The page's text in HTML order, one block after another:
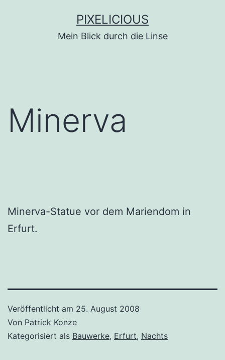
PIXELICIOUS
Mein Blick durch die Linse
Minerva
Minerva-Statue vor dem Mariendom in
Erfurt.
Veröffentlicht am 25. August 2008
Von Patrick Konze
Kategorisiert als Bauwerke, Erfurt, Nachts